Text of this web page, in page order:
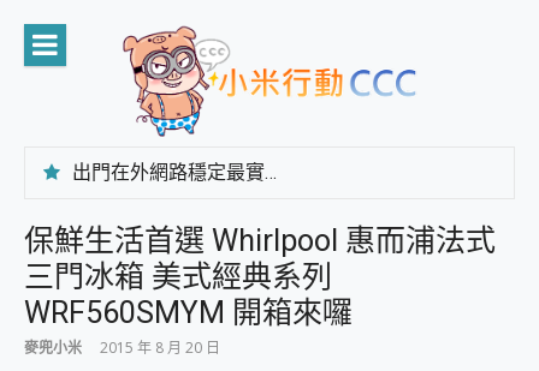
content
出門在外網路穩定最實在 「台灣大哥大」榮獲 4G/5G 在線率全球 NO.3 全台第一與全台六冠王實測心得，走到哪順到哪！
專為 PC上的 XBOX和掌機設計的 FireCuda X1070 SSD 固態硬碟開箱 評測
台灣製攝影機在這裡，100%全無線設計 SpotCam Solo Eco 太陽能防水雲端攝影機 SpotCam Solo 3 2.5K高畫質戶外攝影機 開箱 評測
電力超超超持久 MSI 微星 Prestige 14 AI+ D3MG-031TW 14吋 開箱評價，AI輕薄商務筆電 Copilot+ PC
超懂拍、耐用 AI 街拍機~ realme 16 Pro 開箱評價~ 2 億畫素 LumaColor 影像、持久續航與 IP69K 高防護
保鮮生活首選 Whirlpool 惠而浦法式
三門冰箱 美式經典系列
WRF560SMYM 開箱來囉
麥兜小米 2015 年 8 月 20 日